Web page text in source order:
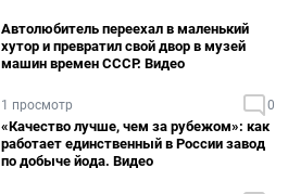
Автолюбитель переехал в маленький
хутор и превратил свой двор в музей
машин времен СССР. Видео
1 просмотр 0
«Качество лучше, чем за рубежом»: как
работает единственный в России завод
по добыче йода. Видео